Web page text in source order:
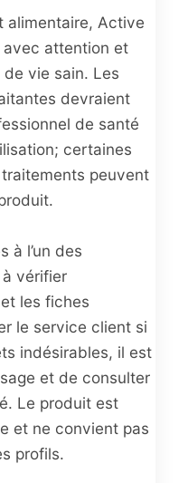
alimentaire, Active
avec attention et
de vie sain. Les
devraient
de santé
certaines
peuvent
à l’un des
vérifier
les fiches
le service client si
indésirables, il est
et de consulter
Le produit est
et ne convient pas
profils.